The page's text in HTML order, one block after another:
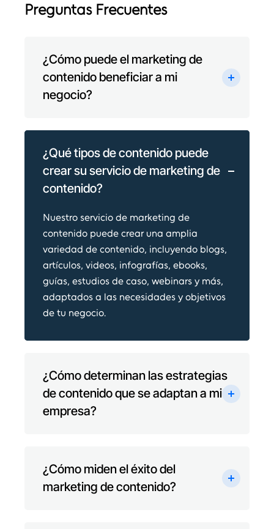
Preguntas Frecuentes
¿Cómo puede el marketing de
contenido beneficiar a mi
negocio?
¿Qué tipos de contenido puede
crear su servicio de marketing de
contenido?
Nuestro servicio de marketing de
contenido puede crear una amplia
variedad de contenido, incluyendo blogs,
artículos, videos, infografías, ebooks,
guías, estudios de caso, webinars y más,
adaptados a las necesidades y objetivos
de tu negocio.
¿Cómo determinan las estrategias
de contenido que se adaptan a mi
empresa?
¿Cómo miden el éxito del
marketing de contenido?